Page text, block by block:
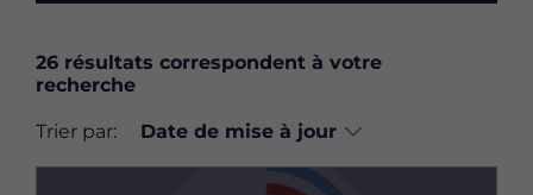
26 résultats correspondent à votre
recherche
Trier par: